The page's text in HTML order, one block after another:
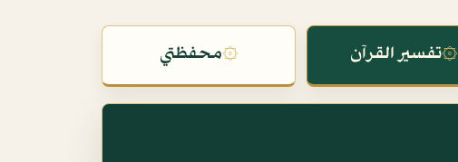
۞تفسير القرآن ۞محفظتي